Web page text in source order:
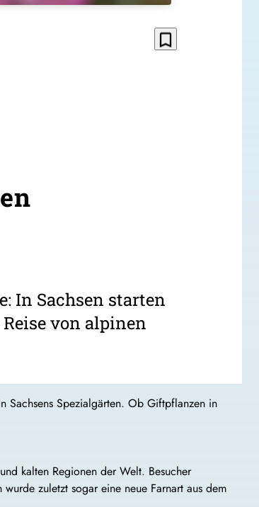
bookmark_border
In Sachsen starten
von alpinen
Sachsens Spezialgärten. Ob Giftpflanzen in
kalten Regionen der Welt. Besucher
zuletzt sogar eine neue Farnart aus dem